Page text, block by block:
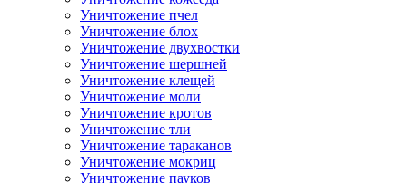
Уничтожение пчел
Уничтожение блох
Уничтожение двухвостки
Уничтожение шершней
Уничтожение клещей
Уничтожение моли
Уничтожение кротов
Уничтожение тли
Уничтожение тараканов
Уничтожение мокриц
Уничтожение пауков